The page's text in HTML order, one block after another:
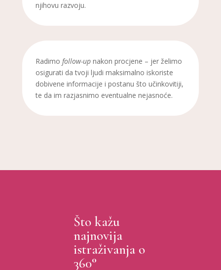
njihovu razvoju.
Radimo follow-upnakon procjene – jer želimo
osigurati da tvoji ljudi maksimalno iskoriste
dobivene informacije i postanu što učinkovitiji,
te da im razjasnimo eventualne nejasnoće.
Što kažu
najnovija
istraživanja o
360°